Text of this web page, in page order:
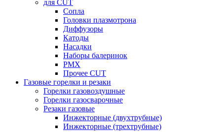
для CUT
Сопла
Головки плазмотрона
Диффузоры
Катоды
Насадки
Наборы балеринок
PMX
Прочее CUT
Газовые горелки и резаки
Горелки газовоздушные
Горелки газосварочные
Резаки газовые
Инжекторные (двухтрубные)
Инжекторные (трехтрубные)